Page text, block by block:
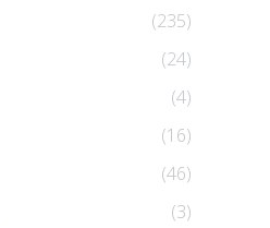
(235)
(24)
(4)
(16)
(46)
(3)